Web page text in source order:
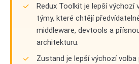
Redux Toolkit je lepší výchozí
týmy, které chtějí
middleware, devtools a
architekturu.
Zustand je lepší výchozí